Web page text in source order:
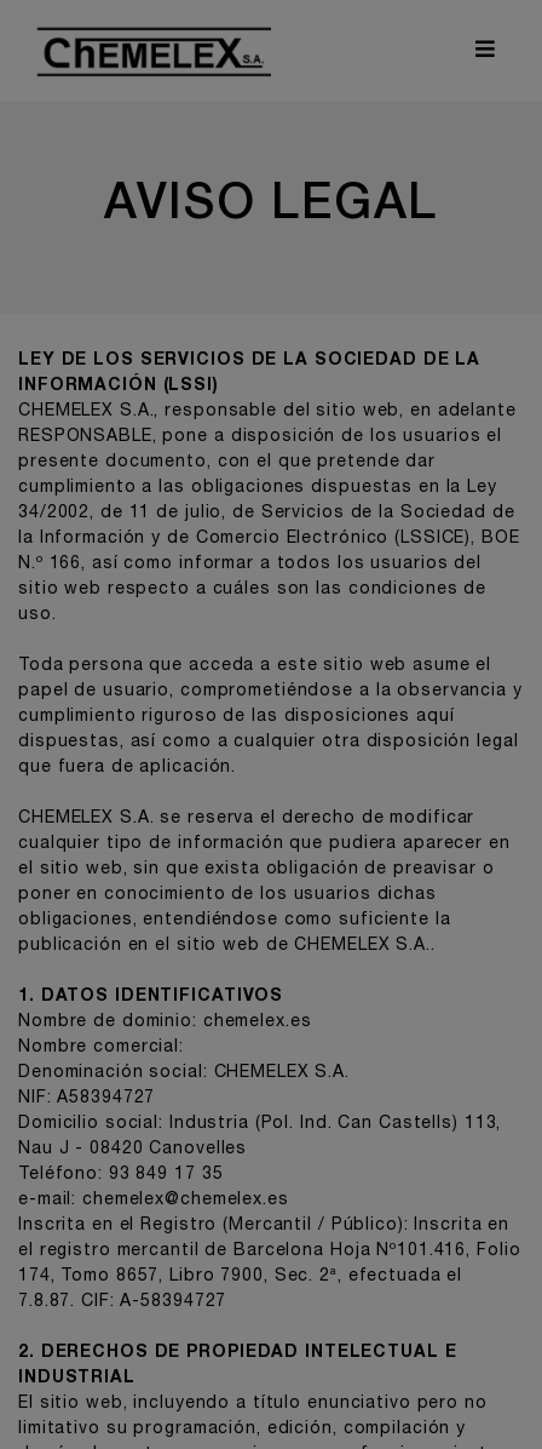
AVISO LEGAL
LEY DE LOS SERVICIOS DE LA SOCIEDAD DE LA
INFORMACIÓN (LSSI)
CHEMELEX S.A., responsable del sitio web, en adelante
RESPONSABLE, pone a disposición de los usuarios el
presente documento, con el que pretende dar
cumplimiento a las obligaciones dispuestas en la Ley
34/2002, de 11 de julio, de Servicios de la Sociedad de
la Información y de Comercio Electrónico (LSSICE), BOE
N.º 166, así como informar a todos los usuarios del
sitio web respecto a cuáles son las condiciones de
uso.
Toda persona que acceda a este sitio web asume el
papel de usuario, comprometiéndose a la observancia y
cumplimiento riguroso de las disposiciones aquí
dispuestas, así como a cualquier otra disposición legal
que fuera de aplicación.
CHEMELEX S.A. se reserva el derecho de modificar
cualquier tipo de información que pudiera aparecer en
el sitio web, sin que exista obligación de preavisar o
poner en conocimiento de los usuarios dichas
obligaciones, entendiéndose como suficiente la
publicación en el sitio web de CHEMELEX S.A..
1. DATOS IDENTIFICATIVOS
Nombre de dominio: chemelex.es
Nombre comercial:
Denominación social: CHEMELEX S.A.
NIF: A58394727
Domicilio social: Industria (Pol. Ind. Can Castells) 113,
Nau J - 08420 Canovelles
Teléfono: 93 849 17 35
e-mail: chemelex@chemelex.es
Inscrita en el Registro (Mercantil / Público): Inscrita en
el registro mercantil de Barcelona Hoja Nº101.416, Folio
174, Tomo 8657, Libro 7900, Sec. 2ª, efectuada el
7.8.87. CIF: A-58394727
2. DERECHOS DE PROPIEDAD INTELECTUAL E
INDUSTRIAL
El sitio web, incluyendo a título enunciativo pero no
limitativo su programación, edición, compilación y